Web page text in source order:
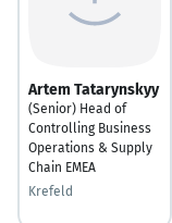
Artem Tatarynskyy
(Senior) Head of
Controlling Business
Operations & Supply
Chain EMEA
Krefeld